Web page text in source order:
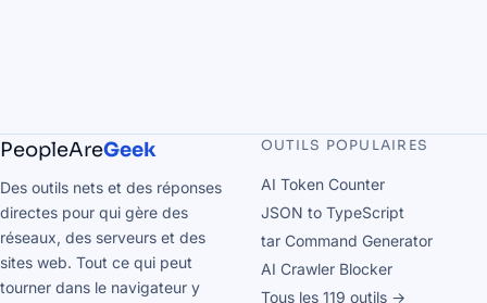
PeopleAreGeek
Des outils nets et des réponses
directes pour qui gère des
réseaux, des serveurs et des
sites web. Tout ce qui peut
tourner dans le navigateur y
OUTILS POPULAIRES
AI Token Counter
JSON to TypeScript
tar Command Generator
AI Crawler Blocker
Tous les 119 outils →